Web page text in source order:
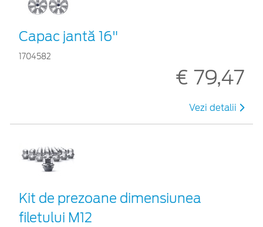
Capac jantă 16"
1704582
€ 79,47
Vezi detalii
Kit de prezoane dimensiunea
filetului M12